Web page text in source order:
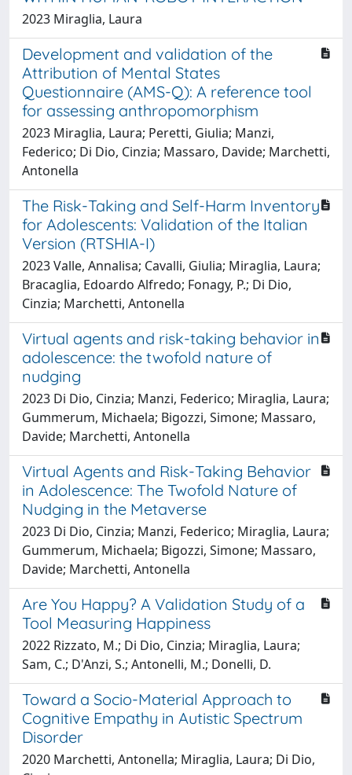
2023 Miraglia, Laura
Development and validation of the
Attribution of Mental States
Questionnaire (AMS-Q): A reference tool
for assessing anthropomorphism
2023 Miraglia, Laura; Peretti, Giulia; Manzi,
Federico; Di Dio, Cinzia; Massaro, Davide; Marchetti,
Antonella
The Risk-Taking and Self-Harm Inventory
for Adolescents: Validation of the Italian
Version (RTSHIA-I)
2023 Valle, Annalisa; Cavalli, Giulia; Miraglia, Laura;
Bracaglia, Edoardo Alfredo; Fonagy, P.; Di Dio,
Cinzia; Marchetti, Antonella
Virtual agents and risk-taking behavior in
adolescence: the twofold nature of
nudging
2023 Di Dio, Cinzia; Manzi, Federico; Miraglia, Laura;
Gummerum, Michaela; Bigozzi, Simone; Massaro,
Davide; Marchetti, Antonella
Virtual Agents and Risk-Taking Behavior
in Adolescence: The Twofold Nature of
Nudging in the Metaverse
2023 Di Dio, Cinzia; Manzi, Federico; Miraglia, Laura;
Gummerum, Michaela; Bigozzi, Simone; Massaro,
Davide; Marchetti, Antonella
Are You Happy? A Validation Study of a
Tool Measuring Happiness
2022 Rizzato, M.; Di Dio, Cinzia; Miraglia, Laura;
Sam, C.; D'Anzi, S.; Antonelli, M.; Donelli, D.
Toward a Socio-Material Approach to
Cognitive Empathy in Autistic Spectrum
Disorder
2020 Marchetti, Antonella; Miraglia, Laura; Di Dio,